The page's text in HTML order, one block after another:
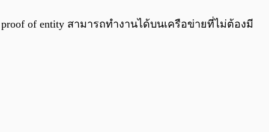
of entity สามารถทำงานได้บนเครือข่ายที่ไม่ต้องมี